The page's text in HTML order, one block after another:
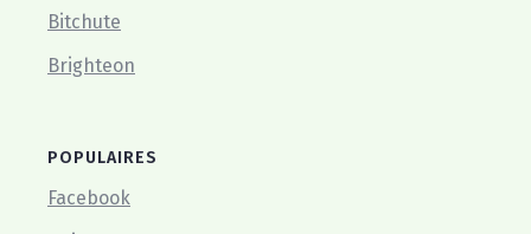
Bitchute
Brighteon
POPULAIRES
Facebook